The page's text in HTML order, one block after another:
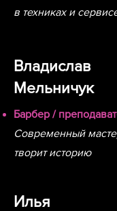
в техниках и
Владислав
Мельничук
Барбер /
Современный
творит историю
Илья